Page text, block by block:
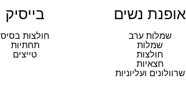
אופנת נשים
שמלות ערב
שמלות
חולצות
חצאיות
שרוולונים ועליוניות
בייסיק
חולצות בסיס
תחתיות
טייצים